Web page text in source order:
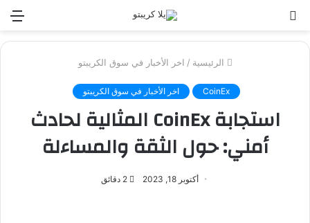
الرئيسية / اخر الأخبار في سوق الكريبتو
CoinEx اخر الأخبار في سوق الكريبتو
استجابة CoinEx المثالية لحادث
أمني: حول الثقة والمساءلة
أكتوبر 18, 2023